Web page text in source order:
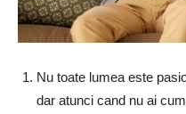
Nu toate lumea este
dar atunci cand nu ai